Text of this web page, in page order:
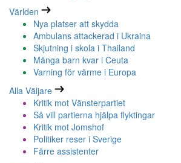
Världen
Nya platser att skydda
Ambulans attackerad i Ukraina
Skjutning i skola i Thailand
Många barn kvar i Ceuta
Varning för värme i Europa
Alla Väljare
Kritik mot Vänsterpartiet
Så vill partierna hjälpa flyktingar
Kritik mot Jomshof
Politiker reser i Sverige
Färre assistenter